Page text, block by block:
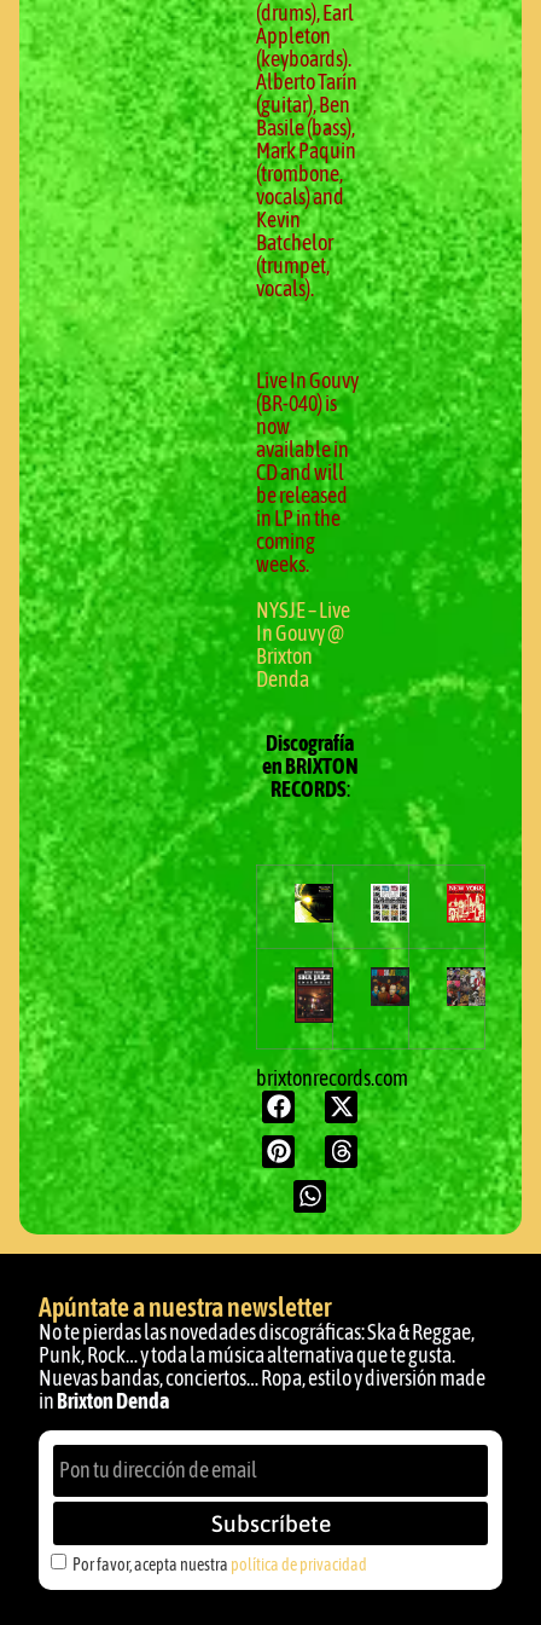
(drums), Earl
Appleton
(keyboards).
Alberto Tarín
(guitar), Ben
Basile (bass),
Mark Paquin
(trombone,
vocals) and
Kevin
Batchelor
(trumpet,
vocals).
Live In Gouvy
(BR-040) is
now
available in
CD and will
be released
in LP in the
coming
weeks.
NYSJE – Live
In Gouvy @
Brixton
Denda
Discografía
en BRIXTON
RECORDS:
brixtonrecords.com
Apúntate a nuestra newsletter
No te pierdas las novedades discográficas: Ska & Reggae,
Punk, Rock… y toda la música alternativa que te gusta.
Nuevas bandas, conciertos… Ropa, estilo y diversión made
inBrixton Denda
Por favor, acepta nuestra política de privacidad
Subscríbete